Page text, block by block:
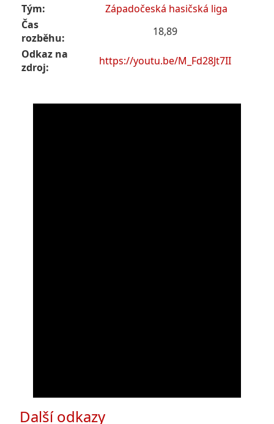
Tým:
Západočeská hasičská liga
Čas
rozběhu:
18,89
Odkaz na
zdroj:
https://youtu.be/M_Fd28Jt7II
Další odkazy